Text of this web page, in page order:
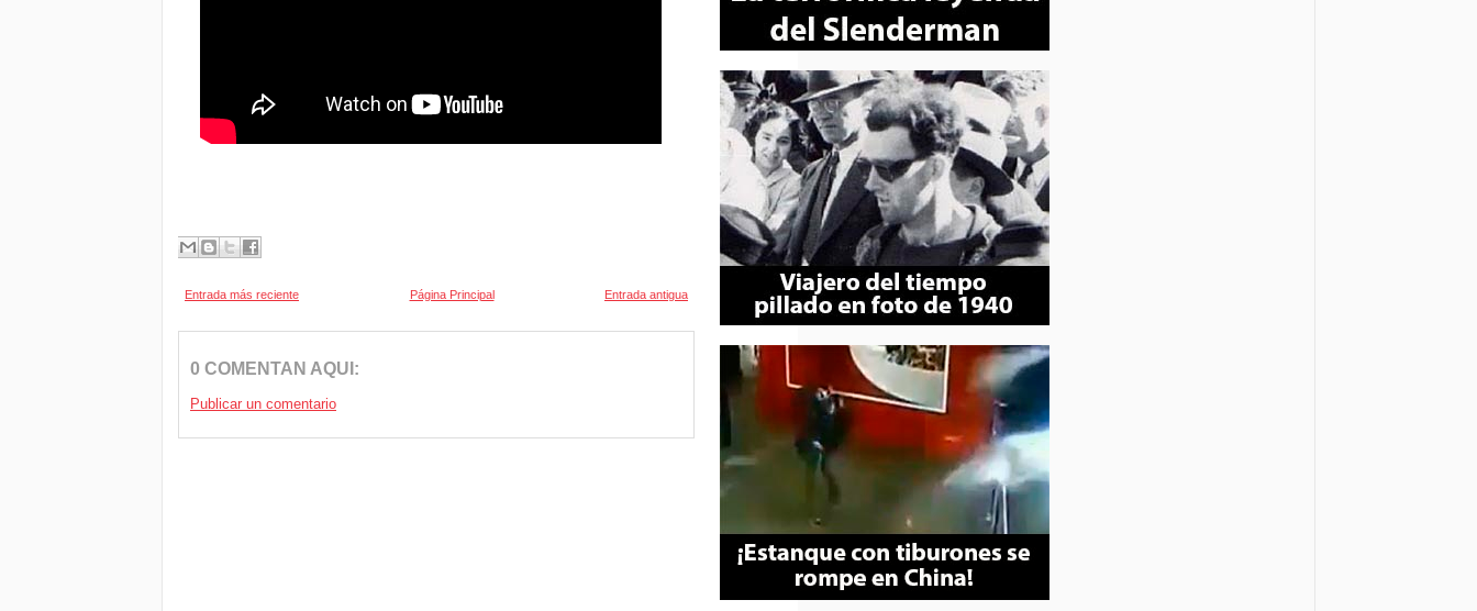
Entrada más reciente Entrada antigua
Página Principal
0 COMENTAN AQUI:
Publicar un comentario